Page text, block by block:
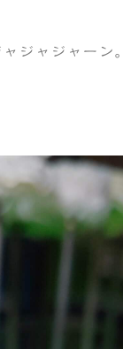
ジャジャーン。